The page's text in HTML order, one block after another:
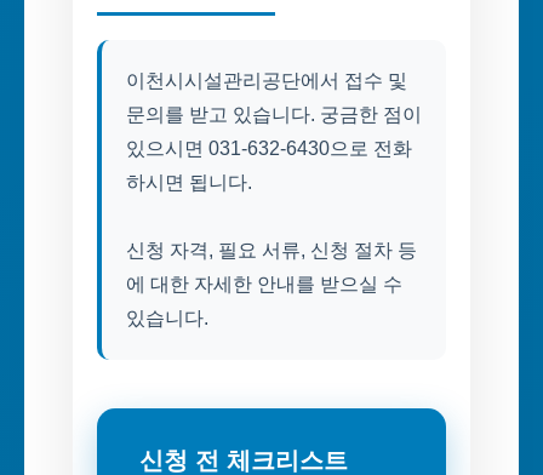
이천시시설관리공단에서 접수 및
문의를 받고 있습니다. 궁금한 점이
있으시면 031-632-6430으로 전화
하시면 됩니다.
신청 자격, 필요 서류, 신청 절차 등
에 대한 자세한 안내를 받으실 수
있습니다.
신청 전 체크리스트